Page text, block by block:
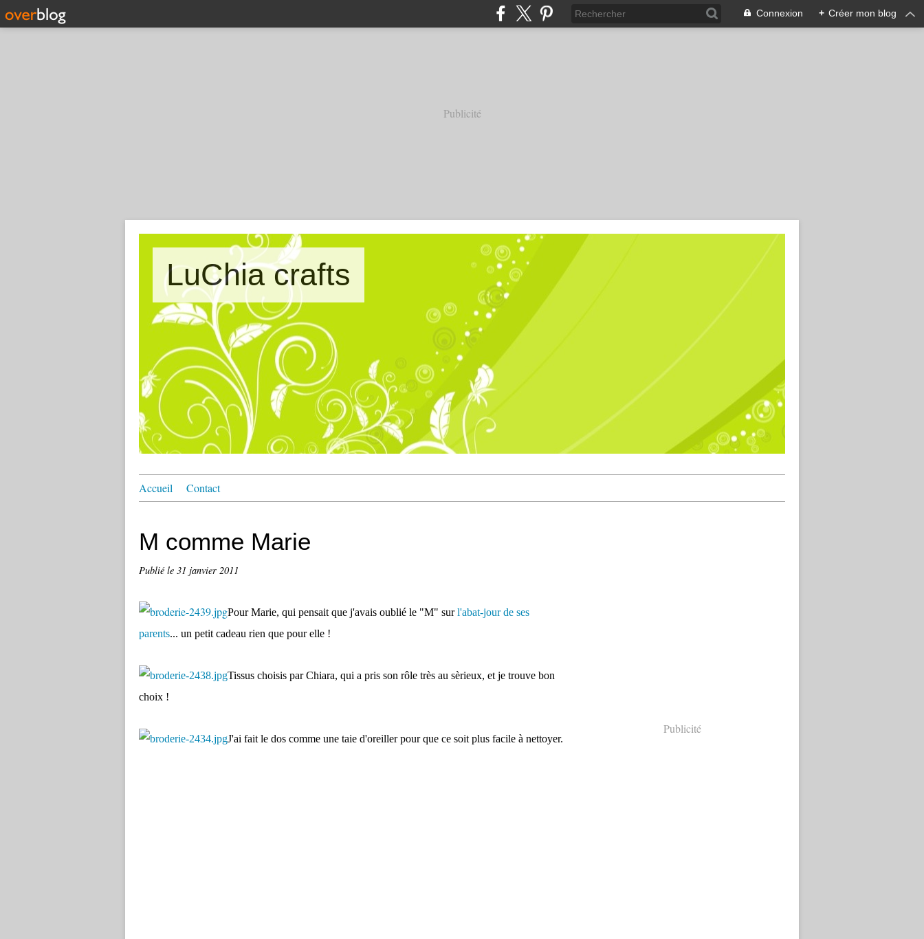
Connexion + Créer mon blog
Publicité
LuChia crafts
Accueil Contact
M comme Marie
Publié le 31 janvier 2011
Pour Marie, qui pensait que j'avais oublié le "M" surl'abat-jour de ses
parents... un petit cadeau rien que pour elle !
Tissus choisis par Chiara, qui a pris son rôle très au sèrieux, et je trouve bon
choix !
J'ai fait le dos comme une taie d'oreiller pour que ce soit plus facile à nettoyer.
Publicité